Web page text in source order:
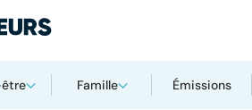
Famille Émissions